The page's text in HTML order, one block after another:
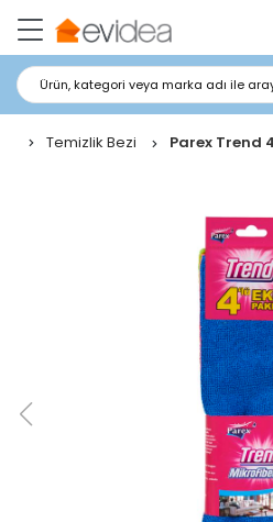
Ürün, kategori veya marka adı ile
Temizlik Bezi Parex Trend